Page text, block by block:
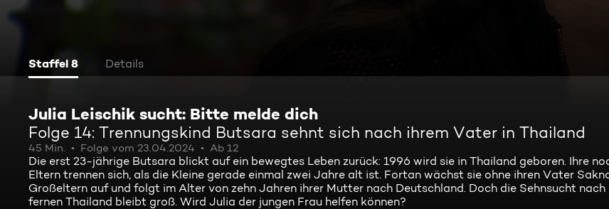
Staffel 8 Details
Julia Leischik sucht: Bitte melde dich
Folge 14: Trennungskind Butsara sehnt sich nach ihrem Vater in Thailand
45 Min. Folge vom 23.04.2024 Ab 12
Die erst 23-jährige Butsara blickt auf ein bewegtes Leben zurück: 1996 wird sie in Thailand geboren. Ihre
Eltern trennen sich, als die Kleine gerade einmal zwei Jahre alt ist. Fortan wächst sie ohne ihren Vater
Großeltern auf und folgt im Alter von zehn Jahren ihrer Mutter nach Deutschland. Doch die Sehnsucht
fernen Thailand bleibt groß. Wird Julia der jungen Frau helfen können?